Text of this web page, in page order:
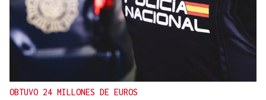
OBTUVO 24 MILLONES DE EUROS